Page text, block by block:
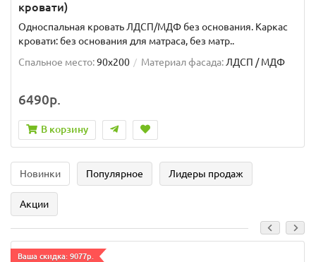
кровати)
Односпальная кровать ЛДСП/МДФ без основания. Каркас
кровати: без основания для матраса, без матр..
Спальное место:90x200 Материал фасада:ЛДСП / МДФ
6490р.
В корзину
Новинки Популярное Лидеры продаж
Акции
Ваша скидка: 9077р.